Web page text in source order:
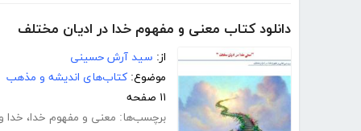
دانلود کتاب معنی و مفهوم خدا در ادیان مختلف
از: سید آرش حسینی
موضوع: کتاب‌های اندیشه و مذهب
۱۱ صفحه
برچسب‌ها: معنی و مفهوم خدا، خدا